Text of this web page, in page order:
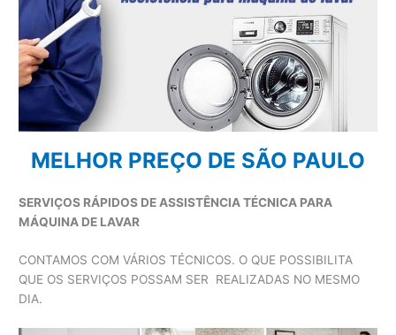
MELHOR PREÇO DE SÃO PAULO
SERVIÇOS RÁPIDOS DE ASSISTÊNCIA TÉCNICA PARA
MÁQUINA DE LAVAR
CONTAMOS COM VÁRIOS TÉCNICOS. O QUE POSSIBILITA
QUE OS SERVIÇOS POSSAM SER REALIZADAS NO MESMO
DIA.